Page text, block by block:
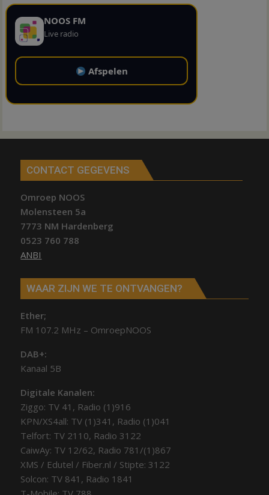
NOOS FM
Live radio
Afspelen
CONTACT GEGEVENS
Omroep NOOS
Molensteen 5a
7773 NM Hardenberg
0523 760 788
ANBI
WAAR ZIJN WE TE ONTVANGEN?
Ether;
FM 107.2 MHz – OmroepNOOS
DAB+:
Kanaal 5B
Digitale Kanalen:
Ziggo: TV 41, Radio (1)916
KPN/XS4all: TV (1)341, Radio (1)041
Telfort: TV 2110, Radio 3122
CaiwAy: TV 12/62, Radio 781/(1)867
XMS / Edutel / Fiber.nl / Stipte: 3122
Solcon: TV 841, Radio 1841